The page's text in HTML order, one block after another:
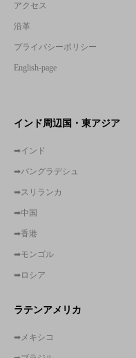
アクセス
沿革
プライバシーポリシー
English-page
インド周辺国・東アジア
➡インド
➡バングラデシュ
➡スリランカ
➡中国
➡香港
➡モンゴル
➡ロシア
ラテンアメリカ
➡メキシコ